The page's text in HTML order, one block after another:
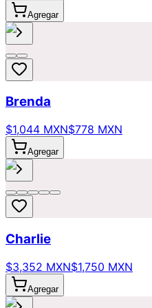
Agregar
Brenda
$1,044 MXN$778 MXN
Agregar
Charlie
$3,352 MXN$1,750 MXN
Agregar